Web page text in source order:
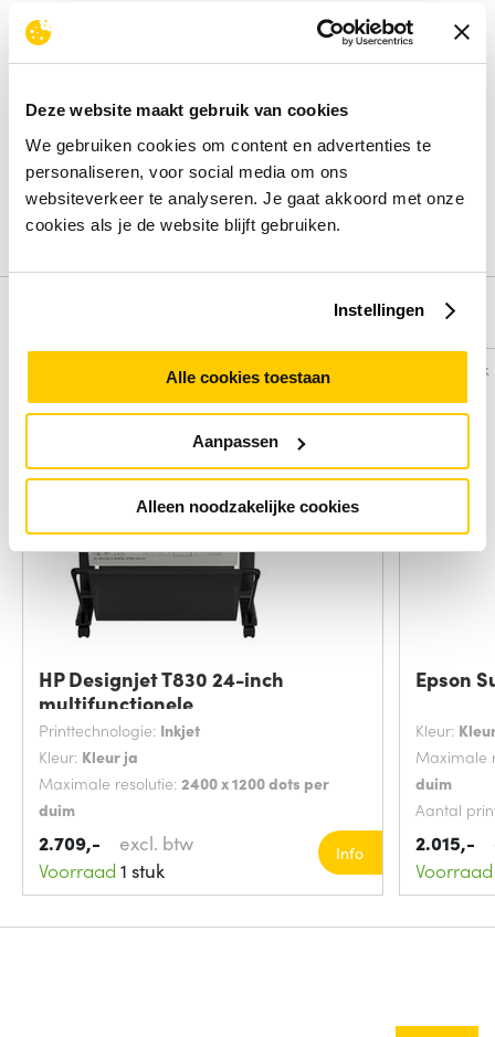
Deze website maakt gebruik van cookies
We gebruiken cookies om content en advertenties te
personaliseren, voor social media om ons
websiteverkeer te analyseren. Je gaat akkoord met onze
cookies als je de website blijft gebruiken.
Instellingen
Alle cookies toestaan
Aanpassen
Alleen noodzakelijke cookies
Review
Beoordelingen binnenkort beschikbaar
Deel je ervaring met het product door het schrijven van een
review.
Schrijf een review
HP Designjet T830 24-inch
multifunctionele
Printtechnologie: Inkjet
Kleur: Kleur ja
Maximale resolutie: 2400 x 1200 dots per
duim
Aantal printcartridges:
2.709,-
excl. btw
Voorraad 1 stuk
Info
Vergelijk
Epson
Kleur:
Maximale
duim
Aantal
2.015,-
Voorraad